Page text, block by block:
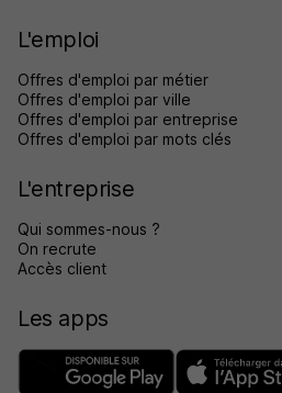
L'emploi
Offres d'emploi par métier
Offres d'emploi par ville
Offres d'emploi par entreprise
Offres d'emploi par mots clés
L'entreprise
Qui sommes-nous ?
On recrute
Accès client
Les apps